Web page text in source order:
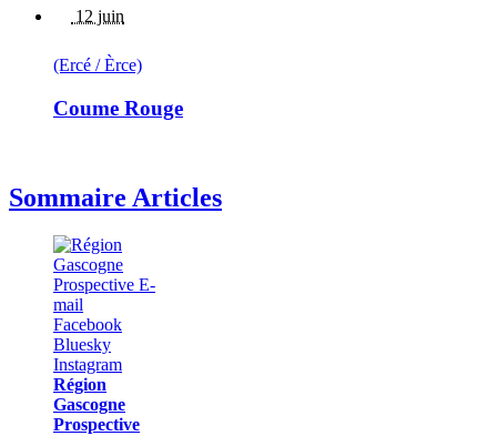
12 juin
(Ercé / Èrce)
Coume Rouge
Sommaire Articles
Région
Gascogne
Prospective